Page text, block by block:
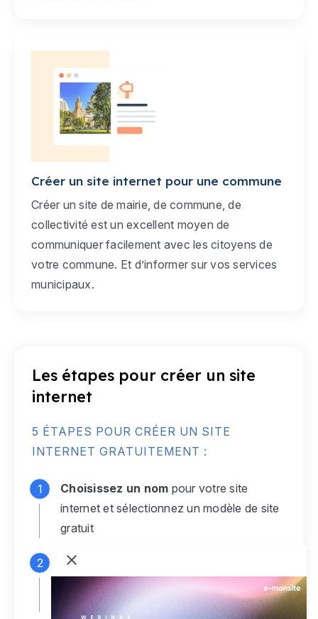
Créer un site internet pour une commune
Créer un site de mairie, de commune, de
collectivité est un excellent moyen de
communiquer facilement avec les citoyens de
votre commune. Et d’informer sur vos services
municipaux.
Les étapes pour créer un site
internet
5 ÉTAPES POUR CRÉER UN SITE
INTERNET GRATUITEMENT :
Choisissez un nom pour votre site
internet et sélectionnez un modèle de site
gratuit
Connectez-vous
monsite gratuit pour accéder à votre
espace d'administration